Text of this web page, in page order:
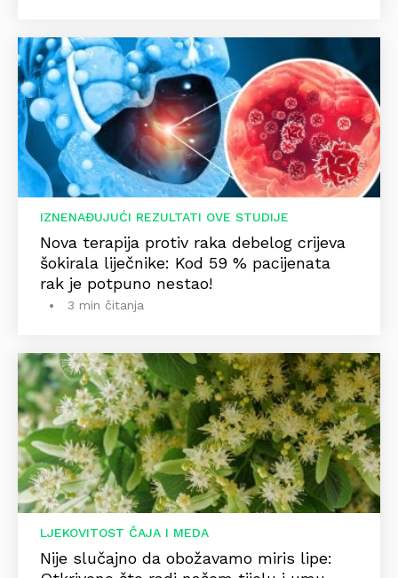
IZNENAĐUJUĆI REZULTATI OVE STUDIJE
Nova terapija protiv raka debelog crijeva
šokirala liječnike: Kod 59 % pacijenata
rak je potpuno nestao!
3 min čitanja
LJEKOVITOST ČAJA I MEDA
Nije slučajno da obožavamo miris lipe: